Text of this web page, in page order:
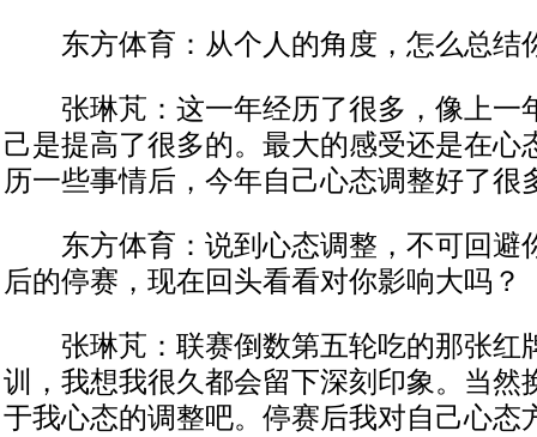
东方体育：从个人的角度，怎么总结
张琳芃：这一年经历了很多，像上一
己是提高了很多的。最大的感受还是在心
历一些事情后，今年自己心态调整好了很
东方体育：说到心态调整，不可回避
后的停赛，现在回头看看对你影响大吗？
张琳芃：联赛倒数第五轮吃的那张红
训，我想我很久都会留下深刻印象。当然
于我心态的调整吧。停赛后我对自己心态